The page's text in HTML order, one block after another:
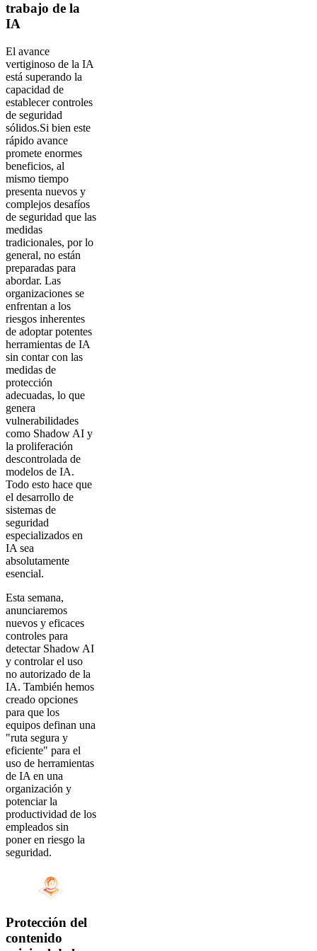
trabajo de la
IA
El avance
vertiginoso de la IA
está superando la
capacidad de
establecer controles
de seguridad
sólidos.Si bien este
rápido avance
promete enormes
beneficios, al
mismo tiempo
presenta nuevos y
complejos desafíos
de seguridad que las
medidas
tradicionales, por lo
general, no están
preparadas para
abordar. Las
organizaciones se
enfrentan a los
riesgos inherentes
de adoptar potentes
herramientas de IA
sin contar con las
medidas de
protección
adecuadas, lo que
genera
vulnerabilidades
como Shadow AI y
la proliferación
descontrolada de
modelos de IA.
Todo esto hace que
el desarrollo de
sistemas de
seguridad
especializados en
IA sea
absolutamente
esencial.
Esta semana,
anunciaremos
nuevos y eficaces
controles para
detectar Shadow AI
y controlar el uso
no autorizado de la
IA. También hemos
creado opciones
para que los
equipos definan una
"ruta segura y
eficiente" para el
uso de herramientas
de IA en una
organización y
potenciar la
productividad de los
empleados sin
poner en riesgo la
seguridad.
Protección del
contenido